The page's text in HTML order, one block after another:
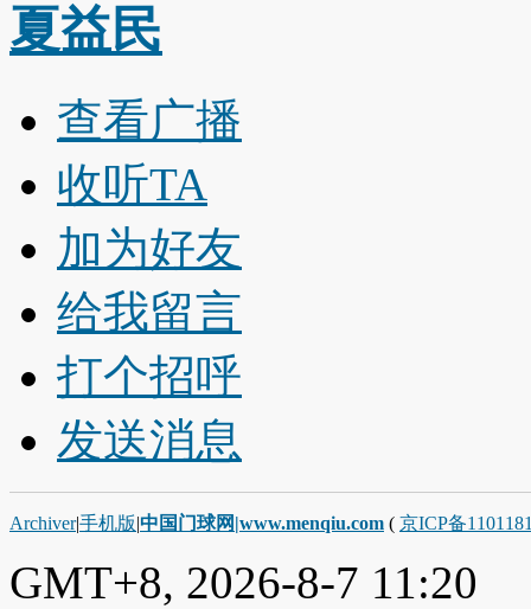
夏益民
查看广播
收听TA
加为好友
给我留言
打个招呼
发送消息
Archiver|手机版|中国门球网|www.menqiu.com ( 京ICP备
GMT+8, 2026-8-7 11:20